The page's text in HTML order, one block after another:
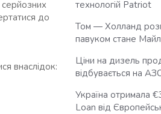
до
внаслідок:
технологій Patriot
Том — Холланд
павуком стане
Ціни на дизель
відбувається на
Україна отримала
Loan від